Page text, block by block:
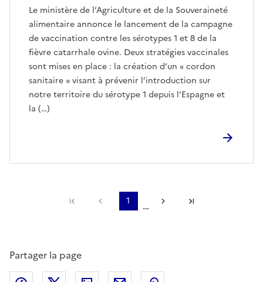
Le ministère de l’Agriculture et de la Souveraineté
alimentaire annonce le lancement de la campagne
de vaccination contre les sérotypes 1 et 8 de la
fièvre catarrhale ovine. Deux stratégies vaccinales
sont mises en place : la création d’un « cordon
sanitaire » visant à prévenir l’introduction sur
notre territoire du sérotype 1 depuis l’Espagne et
la (…)
Première pagePage précédente
1 … Page suivante
Partager la page